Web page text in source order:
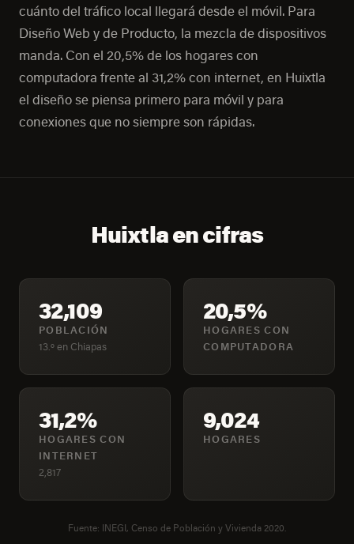
cuánto del tráfico local llegará desde el móvil. Para
Diseño Web y de Producto, la mezcla de dispositivos
manda. Con el 20,5% de los hogares con
computadora frente al 31,2% con internet, en Huixtla
el diseño se piensa primero para móvil y para
conexiones que no siempre son rápidas.
Huixtla en cifras
32,109
POBLACIÓN
13.º en Chiapas
20,5%
HOGARES CON
COMPUTADORA
31,2%
HOGARES CON
INTERNET
2,817
9,024
HOGARES
Fuente: INEGI, Censo de Población y Vivienda 2020.